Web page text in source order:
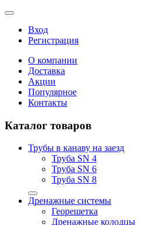
Вход
Регистрация
О компании
Доставка
Акции
Популярное
Контакты
Каталог товаров
Трубы в канаву на заезд
Труба SN 4
Труба SN 6
Труба SN 8
Дренажные системы
Георешетка
Дренажные колодцы